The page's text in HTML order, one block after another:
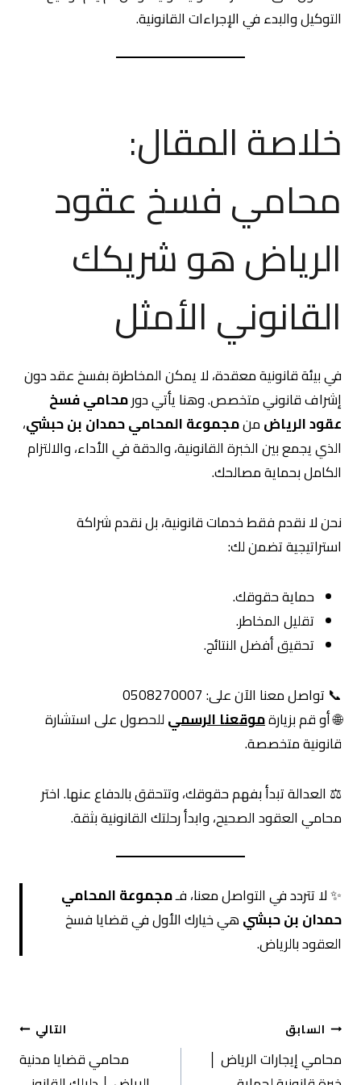
التوكيل والبدء في الإجراءات القانونية.
خلاصة المقال:
محامي فسخ عقود
الرياض هو شريكك
القانوني الأمثل
في بيئة قانونية معقدة، لا يمكن المخاطرة بفسخ عقد دون
إشراف قانوني متخصص. وهنا يأتي دورمحامي فسخ
عقود الرياضمنمجموعة المحامي حمدان بن حبشي،
الذي يجمع بين الخبرة القانونية، والدقة في الأداء، والالتزام
الكامل بحماية مصالحك.
نحن لا نقدم فقط خدمات قانونية، بل نقدم شراكة
استراتيجية تضمن لك:
حماية حقوقك.
تقليل المخاطر.
تحقيق أفضل النتائج.
📞 تواصل معنا الآن على: 0508270007
🌐 أو قم بزيارةموقعنا الرسميللحصول على استشارة
قانونية متخصصة.
⚖️ العدالة تبدأ بفهم حقوقك، وتتحقق بالدفاع عنها. اختر
محامي العقود الصحيح، وابدأ رحلتك القانونية بثقة.
✨ لا تتردد في التواصل معنا، فـمجموعة المحامي
حمدان بن حبشيهي خيارك الأول في قضايا فسخ
العقود بالرياض.
تصفّح
السابق
محامي إيجارات الرياض │
التالي
محامي قضايا مدنية